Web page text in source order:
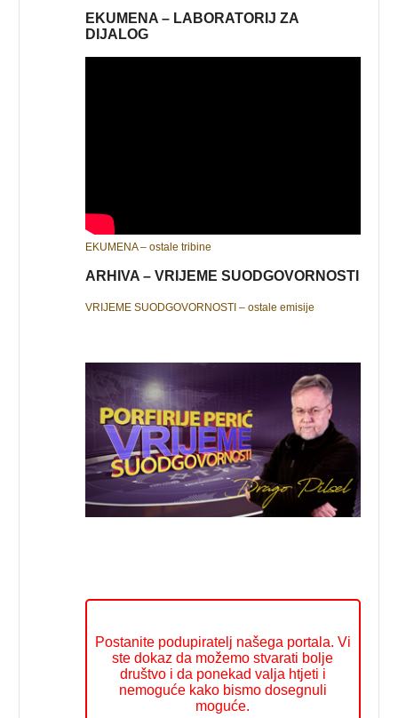
EKUMENA – LABORATORIJ ZA
DIJALOG
EKUMENA – ostale tribine
ARHIVA – VRIJEME SUODGOVORNOSTI
VRIJEME SUODGOVORNOSTI – ostale emisije
Postanite podupiratelj našega portala. Vi
ste dokaz da možemo stvarati bolje
društvo i da ponekad valja htjeti i
nemoguće kako bismo dosegnuli
moguće.